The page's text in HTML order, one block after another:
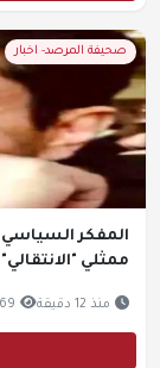
صحيفة المرصد- اخبار
المفكر السياسي
ممثلي
منذ 12 دقيقة 69